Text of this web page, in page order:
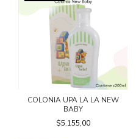
COLONIA UPA LA LA NEW
BABY
$5.155,00